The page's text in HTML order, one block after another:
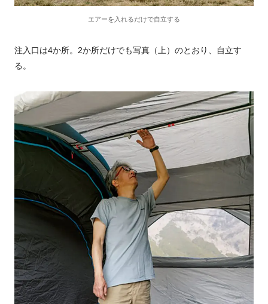
エアーを入れるだけで自立する
注入口は4か所。2か所だけでも写真（上）のとおり、自立す
る。